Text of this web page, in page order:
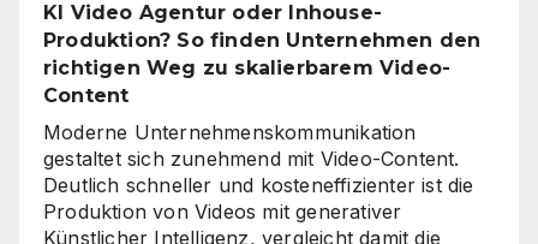
eine
unternehmensweite
KI-
ist
KI Video Agentur oder Inhouse-
Produktion? So finden Unternehmen den
richtigen Weg zu skalierbarem Video-
Content
Moderne Unternehmenskommunikation
gestaltet sich zunehmend mit Video-Content.
Deutlich schneller und kosteneffizienter ist die
Produktion von Videos mit generativer
Künstlicher Intelligenz, vergleicht damit die